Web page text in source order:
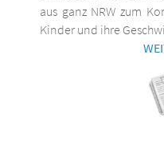
aus ganz NRW zum
Kinder und ihre